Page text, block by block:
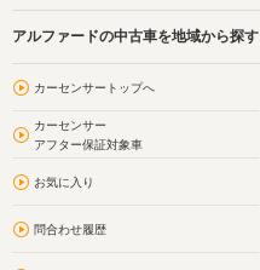
アルファードの中古車を地域から探す
カーセンサートップへ
カーセンサー
アフター保証対象車
お気に入り
問合わせ履歴